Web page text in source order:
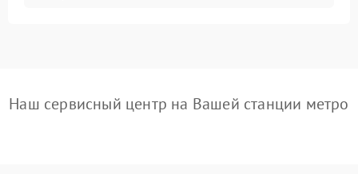
Наш сервисный центр на Вашей станции метро